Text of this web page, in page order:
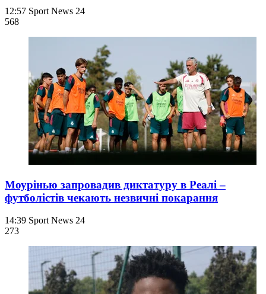
12:57 Sport News 24
568
Моурінью запровадив диктатуру в Реалі –
футболістів чекають незвичні покарання
14:39 Sport News 24
273